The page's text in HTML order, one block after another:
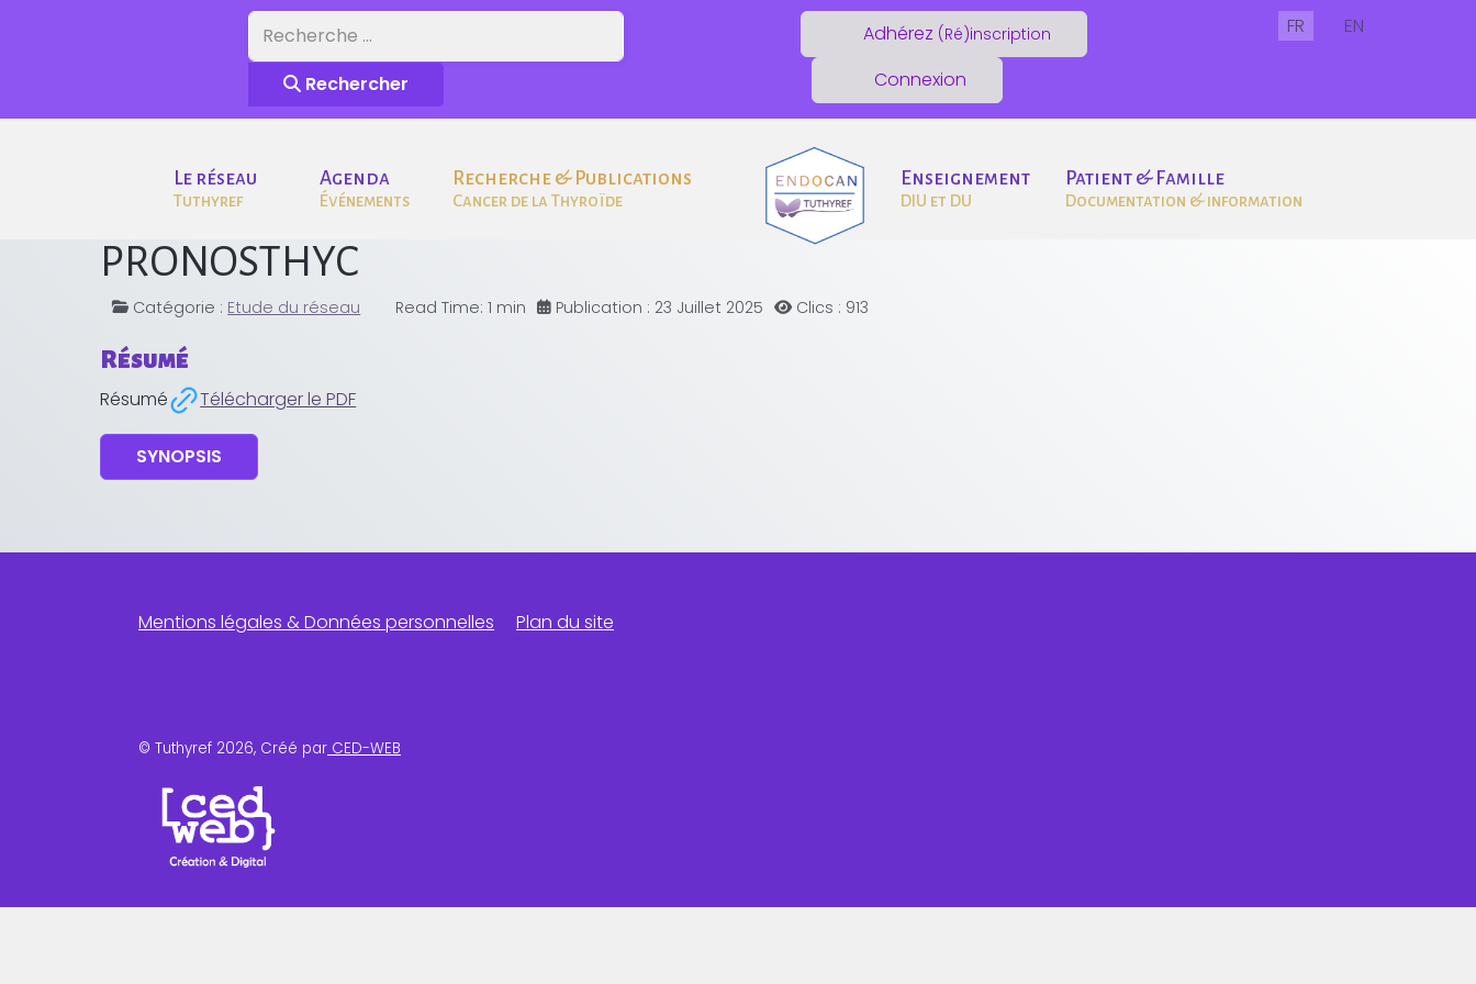
Rechercher
Rechercher
Adhérez (Ré)inscription
Connexion
Sélectionnez votre
FR EN
Le réseau
Tuthyref
Agenda
Événements
Recherche & Publications
Cancer de la Thyroïde
Enseignement
DIU et DU
Patient & Famille
Documentation & information
PRONOSTHYC
Catégorie : Etude du réseau Read Time: 1 min Publication : 23 Juillet 2025 Clics : 913
Résumé
Résumé Télécharger le PDF
SYNOPSIS
Mentions légales & Données personnelles Plan du site
© Tuthyref 2026, Créé par CED-WEB